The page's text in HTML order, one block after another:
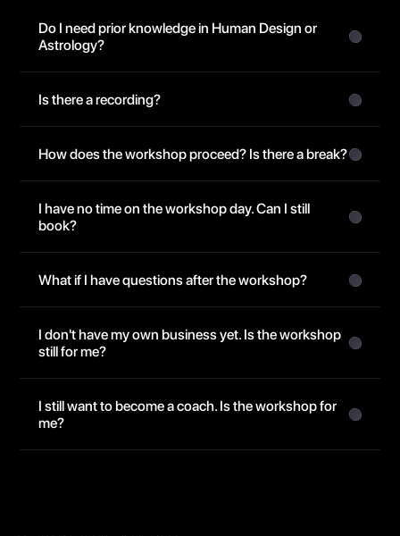
Do I need prior knowledge in Human Design or
Astrology?
Is there a recording?
How does the workshop proceed? Is there a break?
I have no time on the workshop day. Can I still
book?
What if I have questions after the workshop?
I don't have my own business yet. Is the workshop
still for me?
I still want to become a coach. Is the workshop for
me?